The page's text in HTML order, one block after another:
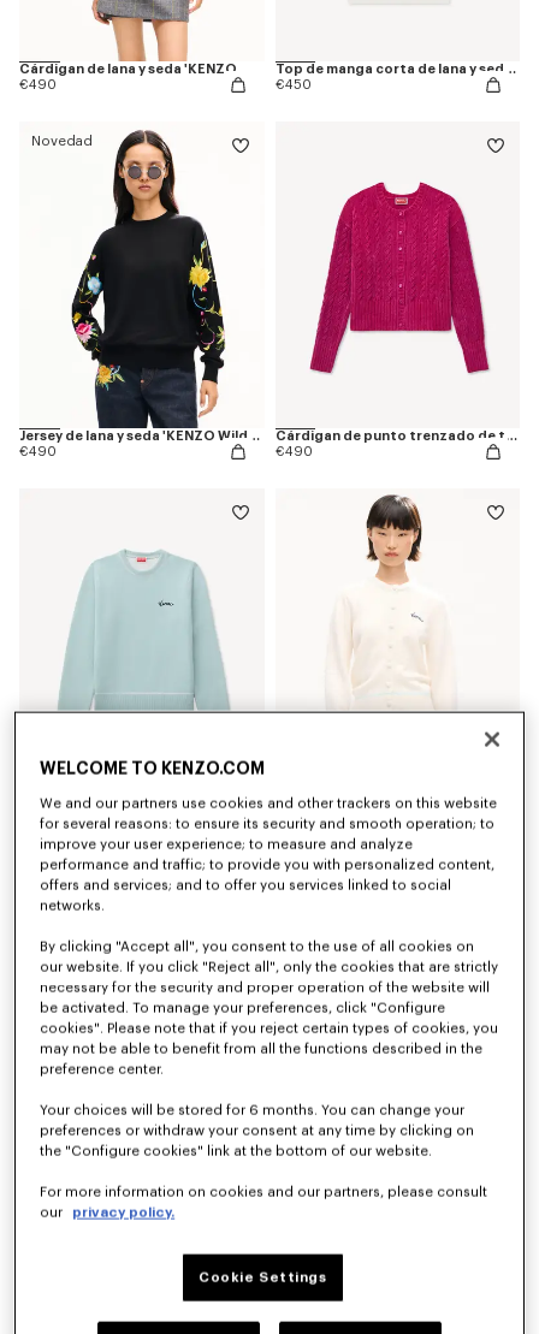
€490
Top de manga corta de lana y seda 'KENZO Wildflower'
€450
Novedad
Jersey de lana y seda 'KENZO Wildflower'
€490
Cárdigan de punto trenzado de terciopelo
€490
Jersey de algodón y lana 'KENZO Varsity'
€390
€450
€450
Novedad
€450
WELCOME TO KENZO.COM
We and our partners use cookies and other trackers on this website
for several reasons: to ensure its security and smooth operation; to
improve your user experience; to measure and analyze
performance and traffic; to provide you with personalized content,
offers and services; and to offer you services linked to social
networks.
By clicking "Accept all", you consent to the use of all cookies on
our website. If you click "Reject all", only the cookies that are strictly
necessary for the security and proper operation of the website will
be activated. To manage your preferences, click "Configure
cookies". Please note that if you reject certain types of cookies, you
may not be able to benefit from all the functions described in the
preference center.
Your choices will be stored for 6 months. You can change your
preferences or withdraw your consent at any time by clicking on
the "Configure cookies" link at the bottom of our website.
For more information on cookies and our partners, please consult
our
privacy policy.
Cookie Settings